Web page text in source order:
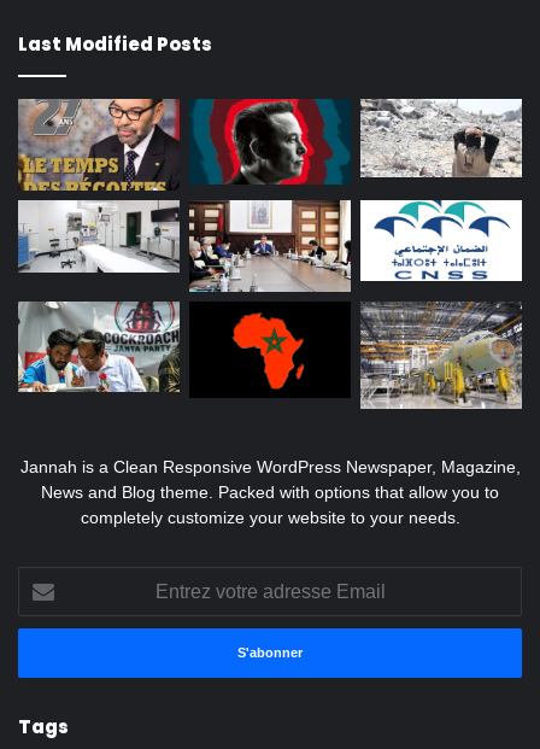
Last Modified Posts
Jannah is a Clean Responsive WordPress Newspaper, Magazine,
News and Blog theme. Packed with options that allow you to
completely customize your website to your needs.
votre
adresse
Tags